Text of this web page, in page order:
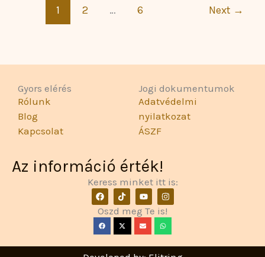
1 2 … 6 Next →
Gyors elérés
Rólunk
Blog
Kapcsolat
Jogi dokumentumok
Adatvédelmi
nyilatkozat
ÁSZF
Az információ érték!
Keress minket itt is:
F
a
c
e
b
o
k
T
i
k
t
o
k
Y
o
u
t
u
b
I
n
s
t
a
g
a
Oszd meg Te is!